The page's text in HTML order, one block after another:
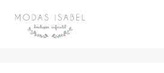
contenido